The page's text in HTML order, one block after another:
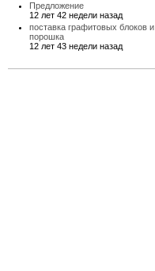
Предложение
12 лет 42 недели назад
поставка графитовых блоков и
порошка
12 лет 43 недели назад